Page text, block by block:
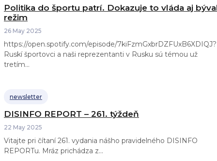
Politika do športu patrí. Dokazuje to vláda aj
režim
26 May 2025
https://open.spotify.com/episode/7kiFzmGxbrDZFUxB6XDIQJ?
Ruskí športovci a naši reprezentanti v Rusku sú témou už
tretím...
newsletter
DISINFO REPORT – 261. týždeň
22 May 2025
Vitajte pri čítaní 261. vydania nášho pravidelného DISINFO
REPORTu. Mráz prichádza z...